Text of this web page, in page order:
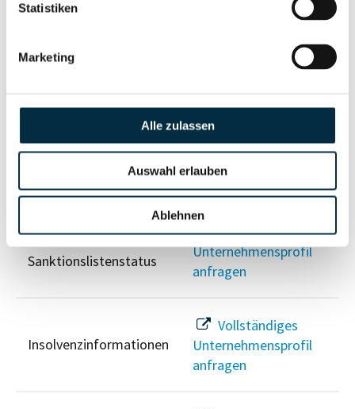
Statistiken
Marketing
Alle zulassen
Auswahl erlauben
Ablehnen
Vollständiges
Risikoinformationen
PEP- und
Sanktionslistenstatus
Vollständiges
Unternehmensprofil
anfragen
Insolvenzinformationen
Vollständiges
Unternehmensprofil
anfragen